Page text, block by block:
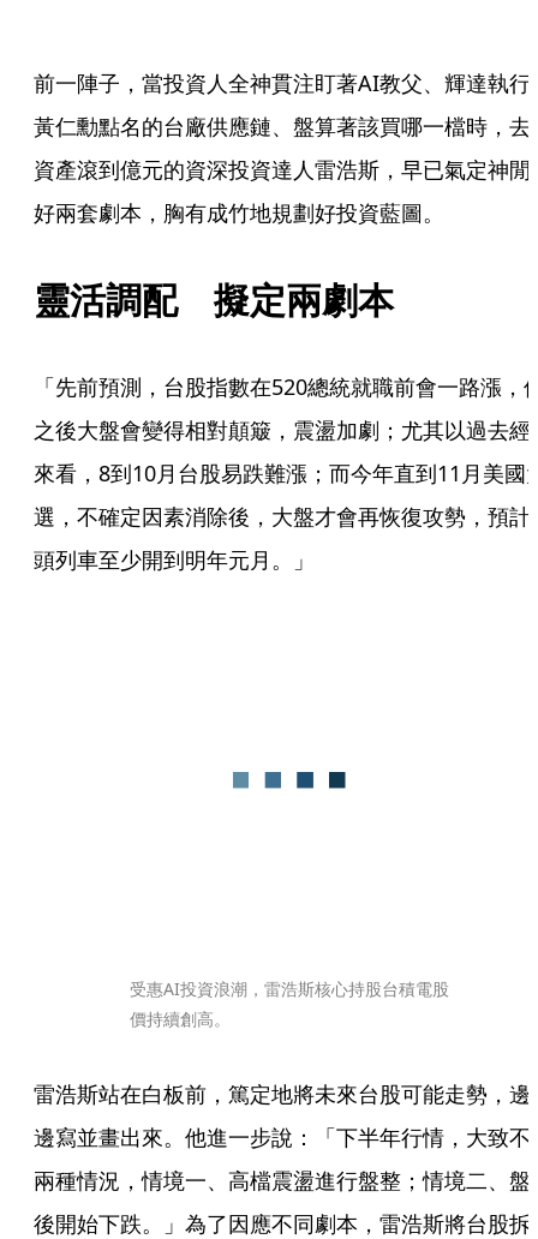
前一陣子，當投資人全神貫注盯著AI教父、輝達執行
黃仁勳點名的台廠供應鏈、盤算著該買哪一檔時，去
資產滾到億元的資深投資達人雷浩斯，早已氣定神閒
好兩套劇本，胸有成竹地規劃好投資藍圖。
靈活調配　擬定兩劇本
「先前預測，台股指數在520總統就職前會一路漲，
之後大盤會變得相對顛簸，震盪加劇；尤其以過去經
來看，8到10月台股易跌難漲；而今年直到11月美國
選，不確定因素消除後，大盤才會再恢復攻勢，預計
頭列車至少開到明年元月。」
受惠AI投資浪潮，雷浩斯核心持股台積電股
價持續創高。
雷浩斯站在白板前，篤定地將未來台股可能走勢，邊
邊寫並畫出來。他進一步說：「下半年行情，大致不
兩種情況，情境一、高檔震盪進行盤整；情境二、盤
後開始下跌。」為了因應不同劇本，雷浩斯將台股拆